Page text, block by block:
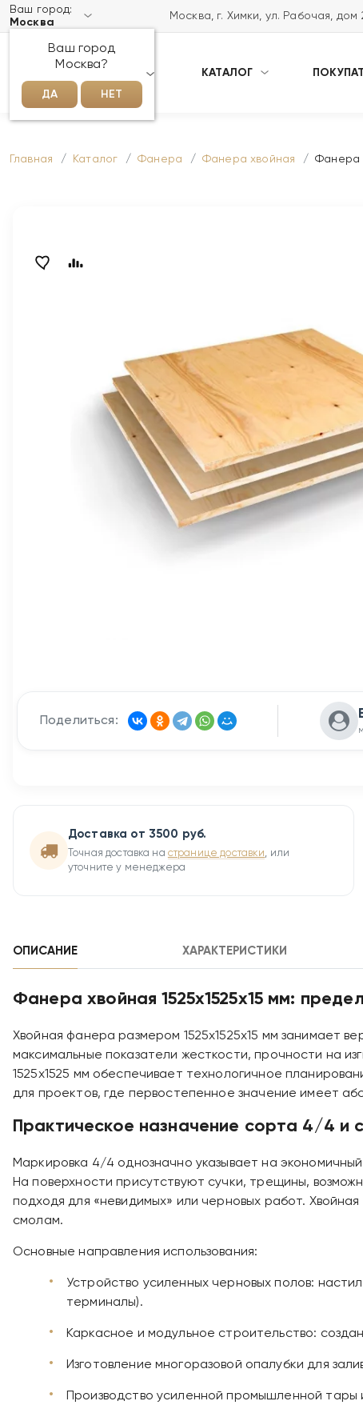
Ваш город:
Москва
Ваш город
Москва?
ДА НЕТ
Москва, г. Химки, ул. Рабочая, дом
КАТАЛОГ
Главная Каталог Фанера Фанера хвойная Фанера
Поделиться:
Доставка от 3500 руб.
Точная доставка на странице доставки, или
уточните у менеджера
ОПИСАНИЕ ХАРАКТЕРИСТИКИ
Фанера хвойная 1525х1525х15 мм:
Хвойная фанера размером 1525х1525х15 мм занимает
максимальные показатели жесткости, прочности на
1525х1525 мм обеспечивает технологичное
для проектов, где первостепенное значение имеет
Практическое назначение сорта 4/4 и
Маркировка 4/4 однозначно указывает на
На поверхности присутствуют сучки, трещины,
подходя для «невидимых» или черновых работ.
смолам.
Основные направления использования:
Устройство усиленных черновых полов:
терминалы).
Каркасное и модульное строительство:
Изготовление многоразовой опалубки для
Производство усиленной промышленной